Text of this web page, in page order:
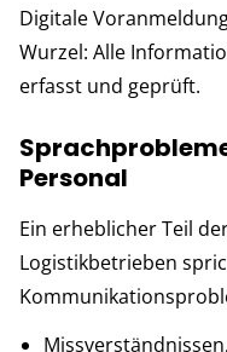
Digitale
Wurzel: Alle
erfasst und geprüft.
Personal
Ein erheblicher Teil
Logistikbetrieben
Missverständnissen,